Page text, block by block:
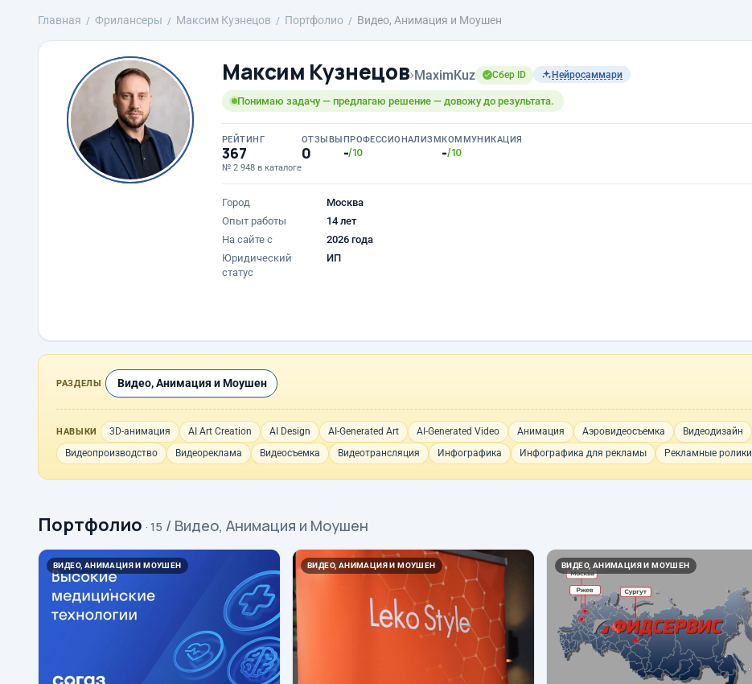
Главная Фрилансеры Максим Кузнецов Портфолио Видео, Анимация и Моушен
Максим Кузнецов›MaximKuz Сбер ID Нейросаммари
Понимаю задачу — предлагаю решение — довожу до результата.
РЕЙТИНГ
367
№ 2 948 в каталоге
ОТЗЫВЫ
0
ПРОФЕССИОНАЛИЗМ
-/10
КОММУНИКАЦИЯ
-/10
Город
Москва
Опыт работы
14 лет
На сайте с
2026 года
Юридический
статус
ИП
РАЗДЕЛЫ Видео, Анимация и Моушен
НАВЫКИ 3D-анимация AI Art Creation AI Design AI-Generated Art AI-Generated Video Анимация Аэровидеосъемка Видеодизайн
Видеопроизводство
Видеореклама Видеосъемка Видеотрансляция Инфографика Инфографика для рекламы Рекламные ролики
Портфолио · 15 / Видео, Анимация и Моушен
ВИДЕО, АНИМАЦИЯ И МОУШЕН ВИДЕО, АНИМАЦИЯ И МОУШЕН ВИДЕО, АНИМАЦИЯ И МОУШЕН